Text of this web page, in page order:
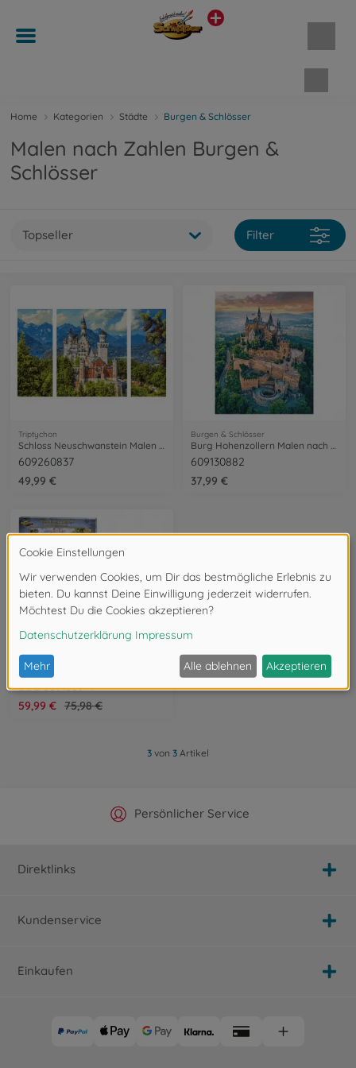
Home Kategorien Städte Burgen & Schlösser
Malen nach Zahlen Burgen &
Schlösser
Topseller Filter
Triptychon
Schloss Neuschwanstein Malen nach Zahlen
609260837
49,99 €
Burgen & Schlösser
Burg Hohenzollern Malen nach Zahlen
609130882
37,99 €
Sonstige Bauwerke
BDL-609130914
59,99 € 75,98 €
3 von 3 Artikel
Offizieller Hersteller Shop
Persönlicher Service
Versandkostenfrei ab 25€
Schnelle Lieferung
Direktlinks
Kundenservice
Einkaufen